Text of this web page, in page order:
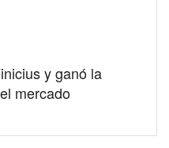
y ganó la
mercado